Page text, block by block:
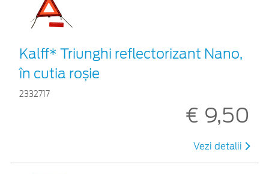
Kalff* Triunghi reflectorizant Nano,
în cutia roșie
2332717
€ 9,50
Vezi detalii